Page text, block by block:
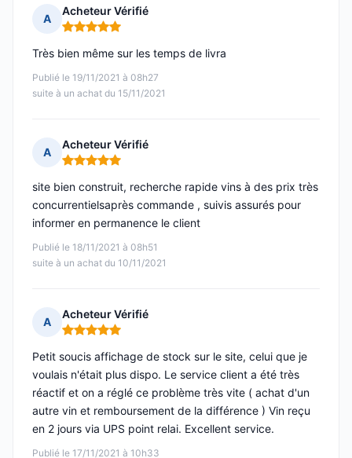
A
Acheteur Vérifié
Note : 5 sur 5
Publié le 19/11/2021 à 08h27
suite à un achat du 15/11/2021
Très bien même sur les temps de livra
A
Acheteur Vérifié
Note : 5 sur 5
Publié le 18/11/2021 à 08h51
suite à un achat du 10/11/2021
site bien construit, recherche rapide vins à des prix très
concurrentielsaprès commande , suivis assurés pour
informer en permanence le client
A
Acheteur Vérifié
Note : 5 sur 5
Publié le 17/11/2021 à 10h33
Petit soucis affichage de stock sur le site, celui que je
voulais n'était plus dispo. Le service client a été très
réactif et on a réglé ce problème très vite ( achat d'un
autre vin et remboursement de la différence ) Vin reçu
en 2 jours via UPS point relai. Excellent service.